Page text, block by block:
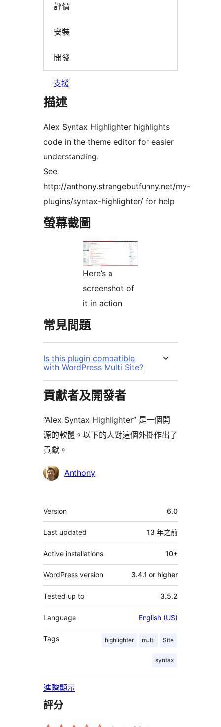
評價
安裝
開發
支援
描述
Alex Syntax Highlighter highlights
code in the theme editor for easier
understanding.
See
http://anthony.strangebutfunny.net/my-
plugins/syntax-highlighter/ for help
螢幕截圖
Here’s a
screenshot of
it in action
常見問題
Is this plugin compatible
with WordPress Multi Site?
貢獻者及開發者
“Alex Syntax Highlighter” 是一個開
源的軟體。以下的人對這個外掛作出了
貢獻。
貢
Anthony
其
它
Version 6.0
Last updated 13 年之前
Active installations 10+
WordPress version 3.4.1 or higher
Tested up to 3.5.2
Language English (US)
Tags highlighter multi Site
syntax
進階顯示
評分